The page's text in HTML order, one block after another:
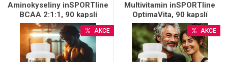
Aminokyseliny inSPORTline
BCAA 2:1:1, 90 kapslí
AKCE
Multivitamin inSPORTline
OptimaVita, 90 kapslí
AKCE